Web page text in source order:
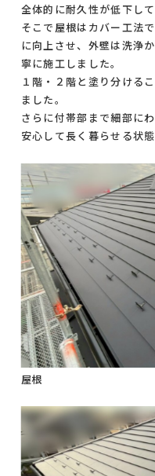
全体的に耐久性が低下して
そこで屋根はカバー工法
に向上させ、外壁は洗浄
寧に施工しました。
１階・２階と塗り分ける
ました。
さらに付帯部まで細部に
安心して長く暮らせる状
屋根